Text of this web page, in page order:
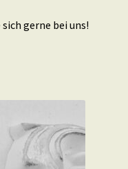
gerne bei uns!